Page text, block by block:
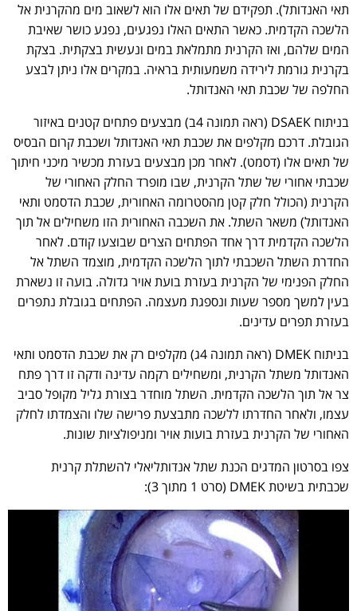
תאי האנדותל). תפקידם של תאים אלו הוא לשאוב מים מהקרנית אל
הלשכה הקדמית. כאשר התאים האלו נפגעים, נפגע כושר שאיבת
המים שלהם, ואז הקרנית מתמלאת במים ונעשית בצקתית. בצקת
בקרנית גורמת לירידה משמעותית בראיה. במקרים אלו ניתן לבצע
החלפה של שכבת תאי האנדותל.
בניתוח DSAEK (ראה תמונה 4ב) מבצעים פתחים קטנים באיזור
הגובלת. דרכם מקלפים את שכבת תאי האנדותל ושכבת קרום הבסיס
של תאים אלו (דסמט). לאחר מכן מבצעים בעזרת מכשיר מיכני חיתוך
שכבתי אחורי של שתל הקרנית, שבו מופרד החלק האחורי של
הקרנית (הכולל חלק קטן מהסטרומה האחורית, שכבת הדסמט ותאי
האנדותל) משאר השתל. את השכבה האחורית הזו משחילים אל תוך
הלשכה הקדמית דרך אחד הפתחים הצרים שבוצעו קודם. לאחר
החדרת השתל השכבתי לתוך הלשכה הקדמית, מוצמד השתל אל
החלק הפנימי של הקרנית בעזרת בועת אויר גדולה. בועה זו נשארת
בעין למשך מספר שעות ונספגת מעצמה. הפתחים בגובלת נתפרים
בעזרת תפרים עדינים.
בניתוח DMEK (ראה תמונה 4ג) מקלפים רק את שכבת הדסמט ותאי
האנדותל משתל הקרנית, ומשחילים רקמה עדינה ודקה זו דרך פתח
צר אל תוך הלשכה הקדמית. השתל מוחדר בצורת גליל מקופל סביב
עצמו, ולאחר החדרתו ללשכה מתבצעת פרישה שלו והצמדתו לחלק
האחורי של הקרנית בעזרת בועות אויר ומניפולציות שונות.
צפו בסרטון המדגים הכנת שתל אנדותליאלי להשתלת קרנית
שכבתית בשיטת DMEK (סרט 1 מתוך 3):